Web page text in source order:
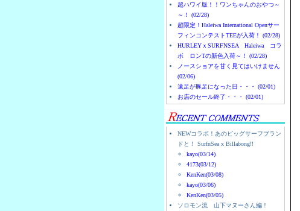
超ハワイ版！！ワンちゃんのおやつ～
～！ (02/28)
超限定！Haleiwa International Openサー
フィンコンテストTEEが入荷！ (02/28)
HURLEYｘSURFNSEA Haleiwa コラ
ボ ロンTの新色入荷～！ (02/28)
ノースショアを甘く見てはいけません
(02/06)
遠足が豚足になった日・・・ (02/01)
お店のセール終了・・・ (02/01)
NEWコラボ！あのビッグサーフブラン
ドと！ SurfnSea x Billabong!!
kayo(03/14)
4173(03/12)
KenKen(03/08)
kayo(03/06)
KenKen(03/05)
ソロモン流 山下マヌーさん編！